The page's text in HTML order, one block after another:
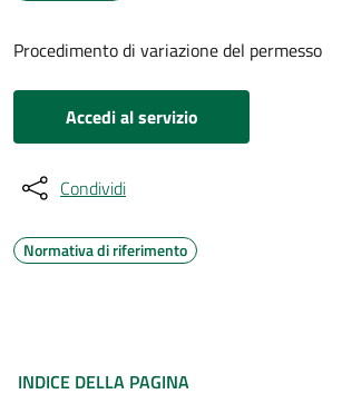
Procedimento di variazione del permesso
Accedi al servizio
Condividi
Normativa di riferimento
INDICE DELLA PAGINA